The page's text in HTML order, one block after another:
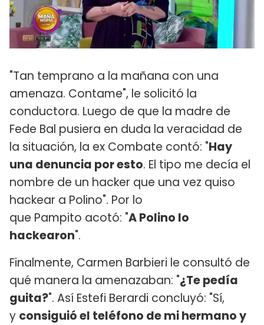
"Tan temprano a la mañana con una
amenaza. Contame", le solicitó la
conductora. Luego de que la madre de
Fede Bal pusiera en duda la veracidad de
la situación, la ex Combate contó: "Hay
una denuncia por esto. El tipo me decía el
nombre de un hacker que una vez quiso
hackear a Polino". Por lo
que Pampito acotó: "A Polino lo
hackearon".
Finalmente, Carmen Barbieri le consultó de
qué manera la amenazaban: "¿Te pedía
guita?". Así Estefi Berardi concluyó: "Sí,
y consiguió el teléfono de mi hermano y